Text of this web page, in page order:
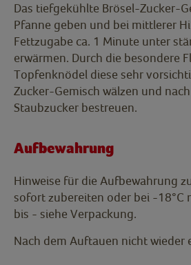
Das tiefgekühlte Brösel-Zucker-
Pfanne geben und bei mittlerer
Fettzugabe ca. 1 Minute unter
erwärmen. Durch die besondere
Topfenknödel diese sehr
Zucker-Gemisch wälzen und
Staubzucker bestreuen.
Aufbewahrung
Hinweise für die Aufbewahrung
sofort zubereiten oder bei -18°C
bis - siehe Verpackung.
Nach dem Auftauen nicht wieder